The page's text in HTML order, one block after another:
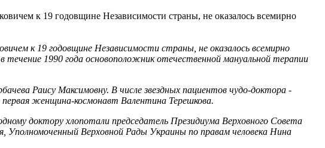
к 19 годовщине Независимости страны, не оказалось всемирно
к 19 годовщине Независимости страны, не оказалось всемирно
в течение 1990 года основоположник отечественной мануальной терапии
Раису Максимовну. В числе звездных пациентов чудо-доктора -
женщина-космонавт Валентина Терешкова.
доктору хлопотали председатель Президиума Верховного Совета
Уполномоченный Верховной Рады Украины по правам человека Нина